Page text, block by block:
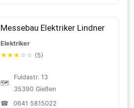
Messebau Elektriker Lindner
Elektriker
★★★ ☆ ☆ (5)
🗺
Fuldastr. 13
35390 Gießen
☎
0641 5815022